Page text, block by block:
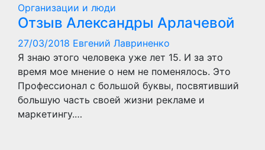
Организации и люди
Отзыв Александры Арлачевой
27/03/2018 Евгений Лавриненко
Я знаю этого человека уже лет 15. И за это
время мое мнение о нем не поменялось. Это
Профессионал с большой буквы, посвятивший
большую часть своей жизни рекламе и
маркетингу.…